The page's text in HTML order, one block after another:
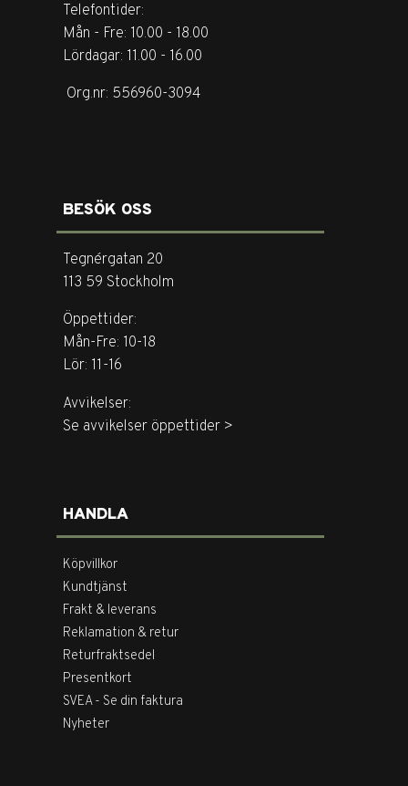
Telefontider:
Mån - Fre: 10.00 - 18.00
Lördagar: 11.00 - 16.00
Org.nr: 556960-3094
BESÖK OSS
Tegnérgatan 20
113 59 Stockholm
Öppettider:
Mån-Fre: 10-18
Lör: 11-16
Avvikelser:
Se avvikelser öppettider >
HANDLA
Köpvillkor
Kundtjänst
Frakt & leverans
Reklamation & retur
Returfraktsedel
Presentkort
SVEA - Se din faktura
Nyheter